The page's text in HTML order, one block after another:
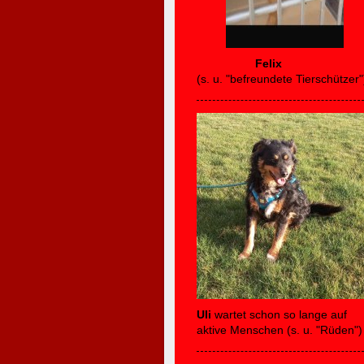
Felix
(s. u. "befreundete
Uli wartet schon so lange auf
aktive Menschen (s. u. "Rüden")